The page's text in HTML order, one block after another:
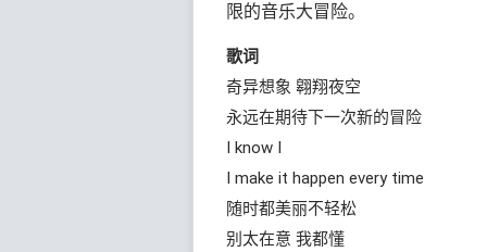
限的音乐大冒险。
歌词
奇异想象 翱翔夜空
永远在期待下一次新的冒险
I know I
I make it happen every time
随时都美丽不轻松
别太在意 我都懂